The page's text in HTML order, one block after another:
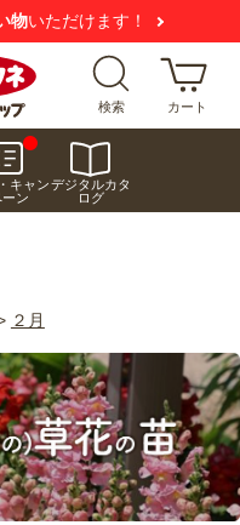
物いただけます！
検索 カート
キャン
ーン
デジタルカタ
ログ
２月